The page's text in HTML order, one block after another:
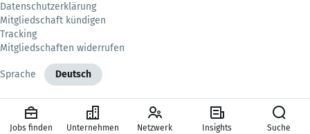
Datenschutzerklärung
Mitgliedschaft kündigen
Tracking
Mitgliedschaften widerrufen
Sprache Deutsch
Jobs finden Unternehmen Netzwerk Insights Suche